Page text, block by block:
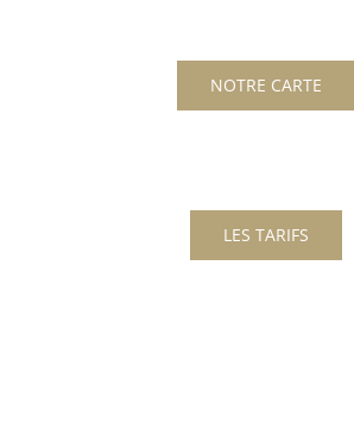
NOTRE CARTE
LES TARIFS